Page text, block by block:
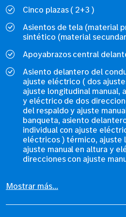
Cinco plazas ( 2+3 )
Asientos de tela (material
sintético (material
Apoyabrazos central
Asiento delantero del
ajuste eléctrico ( dos
ajuste longitudinal manual,
y eléctrico de dos
del respaldo y ajuste
banqueta, asiento
individual con ajuste
eléctricos ) térmico, ajuste
ajuste manual en altura y
direcciones con ajuste
Mostrar más...